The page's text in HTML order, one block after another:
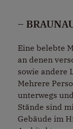
–
Eine belebte
an denen
sowie andere
Mehrere
unterwegs
Stände sind
Gebäude im